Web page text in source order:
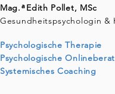
Mag. Edith Pollet, MSc
Gesundheitspsychologin &
Psychologische Therapie
Psychologische
Systemisches Coaching
a